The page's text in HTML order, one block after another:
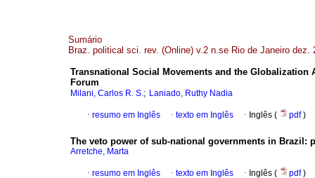
Sumário
Braz. political sci. rev. (Online) v.2 n.se Rio de Janeiro dez.
Transnational Social Movements and the Globalization
Forum
Milani, Carlos R. S.; Laniado, Ruthy Nadia
· resumo em Inglês · texto em Inglês · Inglês ( pdf)
The veto power of sub-national governments in Brazil :
Arretche, Marta
· resumo em Inglês · texto em Inglês · Inglês ( pdf)